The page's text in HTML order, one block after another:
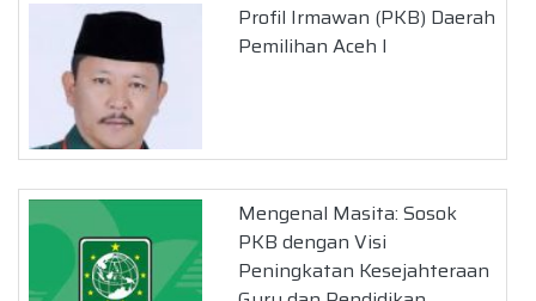
Profil Irmawan (PKB) Daerah
Pemilihan Aceh I
Mengenal Masita: Sosok
PKB dengan Visi
Peningkatan Kesejahteraan